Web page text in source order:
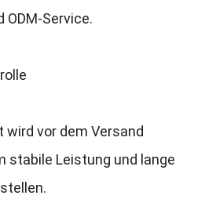
ODM-Service.
vor dem Versand
stabile Leistung und lange
.